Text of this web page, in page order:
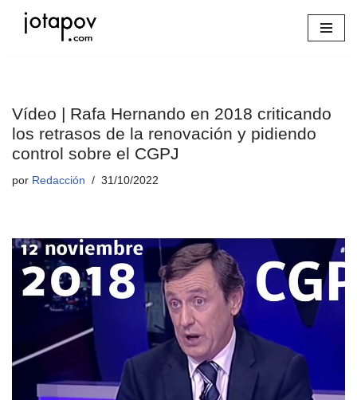
Vídeo | Rafa Hernando en 2018 criticando
los retrasos de la renovación y pidiendo
control sobre el CGPJ
por Redacción 31/10/2022